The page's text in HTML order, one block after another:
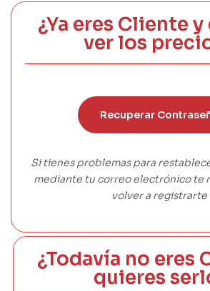
¿Ya eres Cliente
ver los
Recuperar
Si tienes problemas para
mediante tu correo electrónico te
volver a registrarte
¿Todavía no eres
quieres